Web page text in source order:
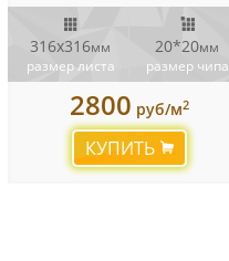
316х316мм
размер листа
20*20мм
размер чипа
2800 руб/м2
КУПИТЬ